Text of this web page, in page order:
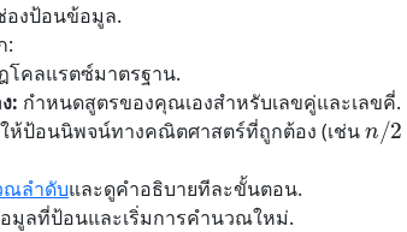
องป้อนข้อมูล.
:
โคลแรตซ์มาตรฐาน.
: กำหนดสูตรของคุณเองสำหรับเลขคู่และเลขคี่.
ห้ป้อนนิพจน์ทางคณิตศาสตร์ที่ถูกต้อง (เช่น
n/2
ณลำดับและดูคำอธิบายทีละขั้นตอน.
อมูลที่ป้อนและเริ่มการคำนวณใหม่.